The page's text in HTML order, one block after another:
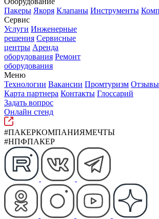
Пакеры Якоря Клапаны Инструменты
Сервис
Услуги Инженерные
решения Сервисные
центры Аренда
оборудования Ремонт
оборудования
Меню
Технологии Вакансии Промтуризм Отзывы
Карта партнера Контакты Глоссарий
Задать вопрос
Онлайн стенд
#ПАКЕРКОМПАНИЯМЕЧТЫ
#НПФПАКЕР